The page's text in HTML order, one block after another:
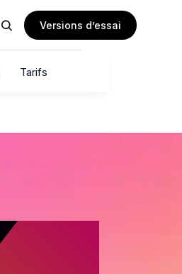
Versions d’essai
Tarifs